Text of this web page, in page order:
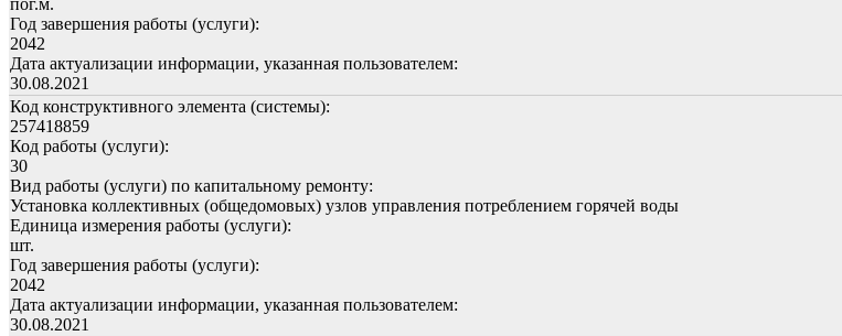
Год завершения работы (услуги):
2042
Дата актуализации информации, указанная пользователем:
30.08.2021
Код конструктивного элемента (системы):
257418859
Код работы (услуги):
30
Вид работы (услуги) по капитальному ремонту:
Установка коллективных (общедомовых) узлов управления потреблением горячей воды
Единица измерения работы (услуги):
шт.
Год завершения работы (услуги):
2042
Дата актуализации информации, указанная пользователем:
30.08.2021